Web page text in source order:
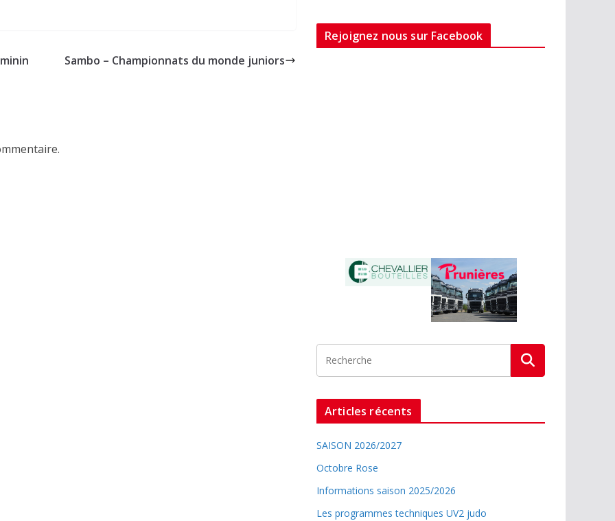
Sambo – Championnats du monde juniors
Rejoignez nous sur Facebook
Articles récents
SAISON 2026/2027
Octobre Rose
Informations saison 2025/2026
Les programmes techniques UV2 judo